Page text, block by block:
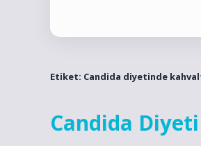
Etiket: Candida diyetinde
Candida